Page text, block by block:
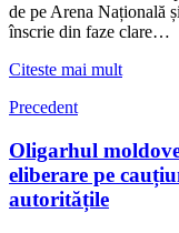
de pe Arena Națională
înscrie din faze clare…
Citeste mai mult
Precedent
Oligarhul
eliberare pe
autoritățile